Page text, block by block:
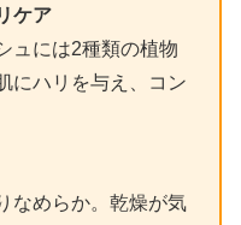
ケア
ュには2種類の植物
にハリを与え、コン
なめらか。乾燥が気